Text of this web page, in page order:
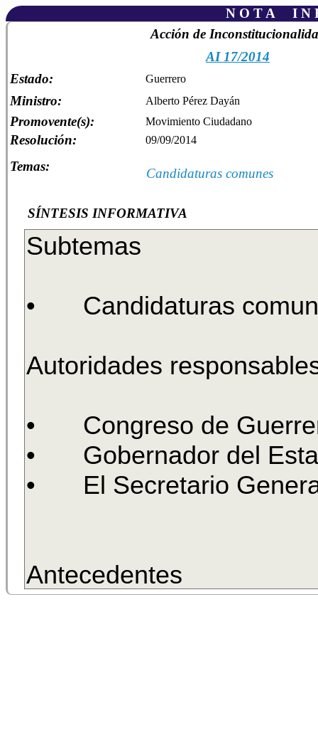
N O T A I N
Acción de
AI 17/2014
Estado:
Guerrero
Ministro: Alberto Pérez Dayán
Promovente(s): Movimiento Ciudadano
Resolución: 09/09/2014
Temas: Candidaturas comunes
SÍNTESIS INFORMATIVA